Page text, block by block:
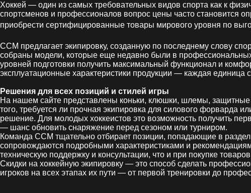
Хоккей — один из самых требовательных видов спорта как к
спортсменов и профессионалов вопрос цены часто становится
приобрести сертифицированные товары мирового уровня по
CCM предлагает экипировку, созданную по последнему слову
собраны модели, которые еще недавно были в
уровней подготовки получить максимальный функционал и
эксплуатационные характеристики продукции — каждая единица
Решения для всех позиций и стилей игры
На нашем сайте представлены коньки, клюшки, шлемы,
того, требуется ли прочная экипировка для силового форварда
решение. Для молодых хоккеистов это возможность получить
— шанс обновить снаряжение перед сезоном или турниром.
Команда CCM тщательно отбирает позиции, попадающие в
сопровождаются подробными характеристиками и
техническую поддержку и консультации, что и при покупке
Скидки на хоккейную экипировку — это способ сделать
игроков на всех этапах их пути — от первой тренировки до